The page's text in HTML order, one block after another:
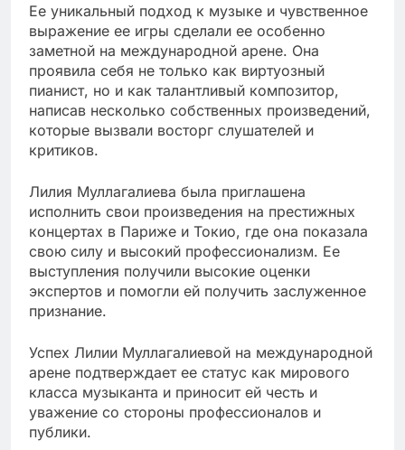
Ее уникальный подход к музыке и чувственное
выражение ее игры сделали ее особенно
заметной на международной арене. Она
проявила себя не только как виртуозный
пианист, но и как талантливый композитор,
написав несколько собственных произведений,
которые вызвали восторг слушателей и
критиков.
Лилия Муллагалиева была приглашена
исполнить свои произведения на престижных
концертах в Париже и Токио, где она показала
свою силу и высокий профессионализм. Ее
выступления получили высокие оценки
экспертов и помогли ей получить заслуженное
признание.
Успех Лилии Муллагалиевой на международной
арене подтверждает ее статус как мирового
класса музыканта и приносит ей честь и
уважение со стороны профессионалов и
публики.